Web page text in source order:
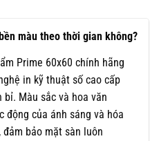
màu theo thời gian không?
Prime 60x60 chính hãng
in kỹ thuật số cao cấp
Màu sắc và hoa văn
của ánh sáng và hóa
bảo mặt sàn luôn